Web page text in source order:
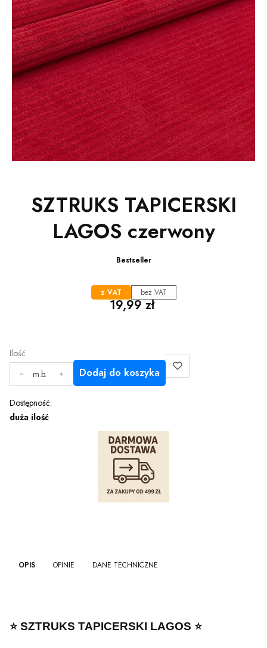
SZTRUKS TAPICERSKI
LAGOS czerwony
Bestseller
z VAT bez VAT
Cena
19,99 zł
Ilość
m.b.
Dodaj do koszyka
Dostępność:
duża ilość
OPIS OPINIE DANE TECHNICZNE
⭐️ SZTRUKS TAPICERSKI LAGOS ⭐️